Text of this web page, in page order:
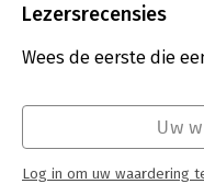
Uitgever:
Verschijningsdatum:
5-
Lezersrecensies
Wees de eerste die
Uw
Log in om uw waardering